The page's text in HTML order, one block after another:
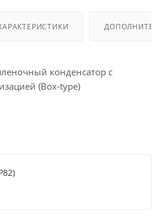
конденсатор с
(Box-type)